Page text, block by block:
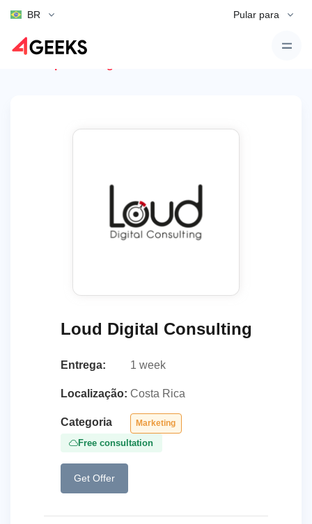
BR Pular para
Loud Digital Consulting
Entrega: 1 week
Localização: Costa Rica
Categoria Marketing
Free consultation
Get Offer